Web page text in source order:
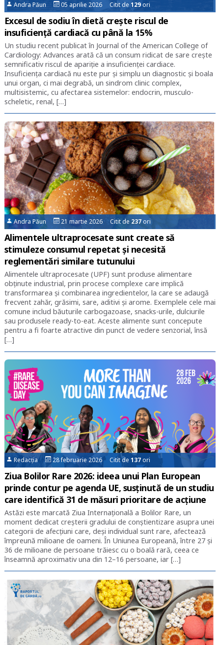
Andra Păun 05 aprilie 2026 Citit de129ori
Excesul de sodiu în dietă crește riscul de
insuficiență cardiacă cu până la 15%
Un studiu recent publicat în Journal of the American College of
Cardiology: Advances arată că un consum ridicat de sare crește
semnificativ riscul de apariție a insuficienței cardiace.
Insuficiența cardiacă nu este pur și simplu un diagnostic și boala
unui organ, ci mai degrabă, un sindrom clinic complex,
multisistemic, cu afectarea sistemelor: endocrin, musculo-
scheletic, renal, […]
Andra Păun 21 martie 2026 Citit de 237ori
Alimentele ultraprocesate sunt create să
stimuleze consumul repetat și necesită
reglementări similare tutunului
Alimentele ultraprocesate (UPF) sunt produse alimentare
obținute industrial, prin procese complexe care implică
transformarea și combinarea ingredientelor, la care se adaugă
frecvent zahăr, grăsimi, sare, aditivi și arome. Exemplele cele mai
comune includ băuturile carbogazoase, snacks-urile, dulciurile
sau produsele ready-to-eat. Aceste alimente sunt concepute
pentru a fi foarte atractive din punct de vedere senzorial, însă
[…]
Redacția 28 februarie 2026 Citit de137ori
Ziua Bolilor Rare 2026: ideea unui Plan European
prinde contur pe agenda UE, susținută de un studiu
care identifică 31 de măsuri prioritare de acțiune
Astăzi este marcată Ziua Internațională a Bolilor Rare, un
moment dedicat creșterii gradului de conștientizare asupra unei
categorii de afecțiuni care, deși individual sunt rare, afectează
împreună milioane de oameni. În Uniunea Europeană, între 27 și
36 de milioane de persoane trăiesc cu o boală rară, ceea ce
înseamnă aproximativ una din 12–16 persoane, iar […]